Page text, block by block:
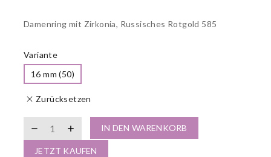
Damenring mit Zirkonia, Russisches Rotgold 585
Variante
16 mm (50)
Zurücksetzen
IN DEN WARENKORB
JETZT KAUFEN